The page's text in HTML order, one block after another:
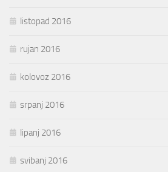
listopad 2016
rujan 2016
kolovoz 2016
srpanj 2016
lipanj 2016
svibanj 2016